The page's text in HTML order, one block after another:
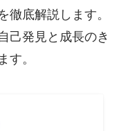
徹底解説します。
己発見と成長のき
す。